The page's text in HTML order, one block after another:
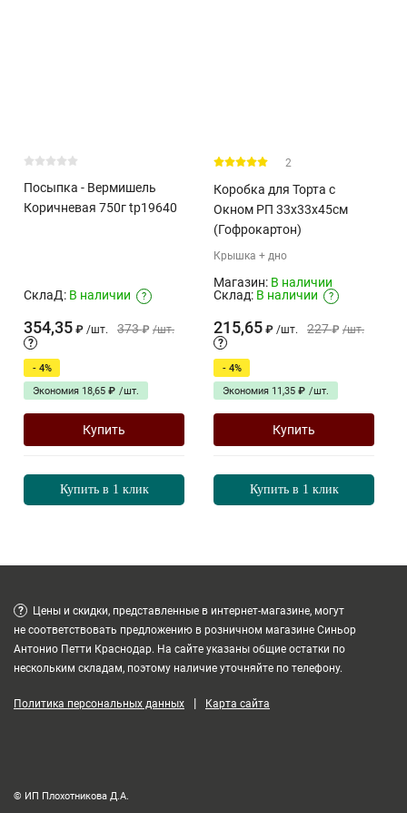
Посыпка - Вермишель
Коричневая 750г tp19640
СклаД: В наличии ?
354,35 ₽ /шт. 373 ₽ /шт.
?
- 4%
Экономия 18,65 ₽ /шт.
Купить
Купить в 1 клик
2
Коробка для Торта с
Окном РП 33х33х45см
(Гофрокартон)
Крышка + дно
Магазин: В наличии
Склад: В наличии ?
215,65 ₽ /шт. 227 ₽ /шт.
?
- 4%
Экономия 11,35 ₽ /шт.
Купить
Купить в 1 клик
?
Цены и скидки, представленные в интернет-магазине, могут
не соответствовать предложению в розничном магазине Синьор
Антонио Петти Краснодар. На сайте указаны общие остатки по
нескольким складам, поэтому наличие уточняйте по телефону.
Политика персональных данных | Карта сайта
© ИП Плохотникова Д.А.